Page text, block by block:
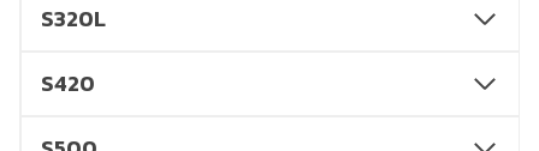
S320L
S420